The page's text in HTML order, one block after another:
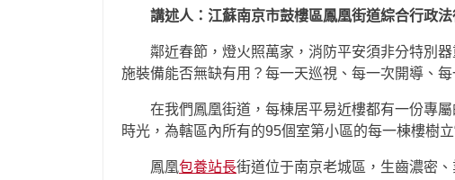
講述人：江蘇南京市鼓樓區鳳凰街道綜合行政
鄰近春節，燈火照萬家，消防平安須非分特別
施裝備能否無缺有用？每一天巡視、每一次開導、
在我們鳳凰街道，每棟居平易近樓都有一份專
時光，為轄區內所有的95個室第小區的每一棟樓樹
鳳凰包養站長街道位于南京老城區，生齒濃密、